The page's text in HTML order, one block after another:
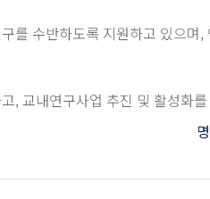
를 수반하도록 지원하고 있으며
, 교내연구사업 추진 및 활성화